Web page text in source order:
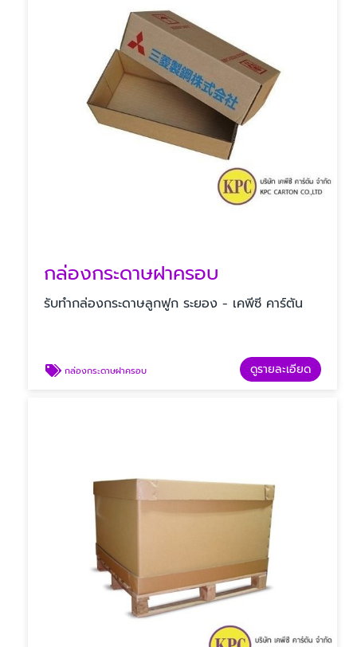
กล่องกระดาษฝาครอบ
รับทํากล่องกระดาษลูกฟูก ระยอง - เคพีซี คาร์ตัน
กล่องกระดาษฝาครอบ ดูรายละเอียด